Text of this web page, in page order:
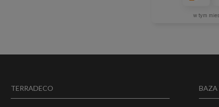
w tym
TERRADECO BAZA